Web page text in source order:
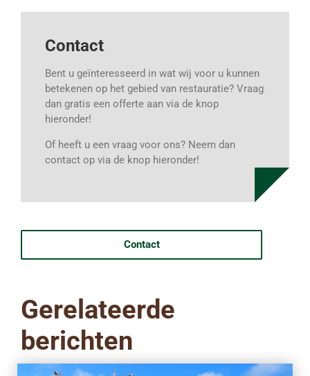
Contact
Bent u geïnteresseerd in wat wij voor u kunnen
betekenen op het gebied van restauratie? Vraag
dan gratis een offerte aan via de knop
hieronder!
Of heeft u een vraag voor ons? Neem dan
contact op via de knop hieronder!
Contact
Gerelateerde
berichten